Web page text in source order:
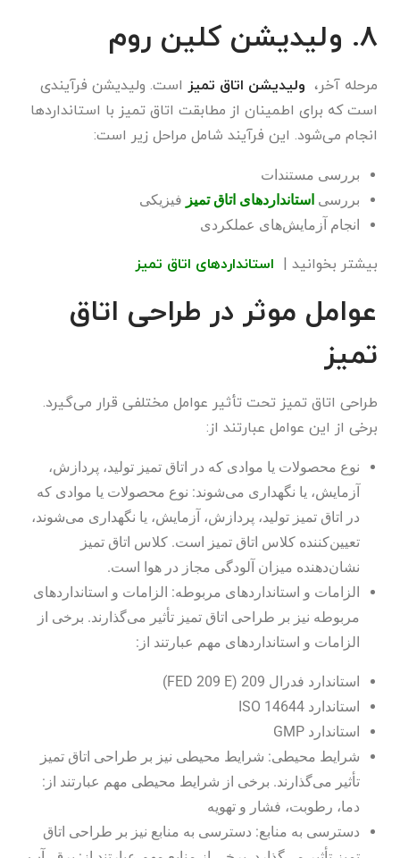
8. ولیدیشن کلین روم
مرحله آخر، ولیدیشن اتاق تمیز است. ولیدیشن فرآیندی
است که برای اطمینان از مطابقت اتاق تمیز با استانداردها
انجام می‌شود. این فرآیند شامل مراحل زیر است:
بررسی مستندات
بررسی استانداردهای اتاق تمیز فیزیکی
انجام آزمایش‌های عملکردی
بیشتر بخوانید | استانداردهای اتاق تمیز
عوامل موثر در طراحی اتاق
تمیز
طراحی اتاق تمیز تحت تأثیر عوامل مختلفی قرار می‌گیرد.
برخی از این عوامل عبارتند از:
نوع محصولات یا موادی که در اتاق تمیز تولید، پردازش،
آزمایش، یا نگهداری می‌شوند: نوع محصولات یا موادی که
در اتاق تمیز تولید، پردازش، آزمایش، یا نگهداری می‌شوند،
تعیین‌کننده کلاس اتاق تمیز است. کلاس اتاق تمیز
نشان‌دهنده میزان آلودگی مجاز در هوا است.
الزامات و استانداردهای مربوطه: الزامات و استانداردهای
مربوطه نیز بر طراحی اتاق تمیز تأثیر می‌گذارند. برخی از
الزامات و استانداردهای مهم عبارتند از:
استاندارد فدرال 209 (FED 209 E)
استاندارد ISO 14644
استاندارد GMP
شرایط محیطی: شرایط محیطی نیز بر طراحی اتاق تمیز
تأثیر می‌گذارند. برخی از شرایط محیطی مهم عبارتند از:
دما، رطوبت، فشار و تهویه
دسترسی به منابع: دسترسی به منابع نیز بر طراحی اتاق